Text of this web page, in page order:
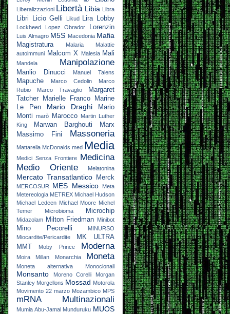
Liberalizzazioni Libertà Libia Libra
Libri Licio Gelli Likud Lira Lobby
Lockheed Lopez Obrador Lorenzin
Luis Almagro M5S Macedonia Mafia
Magistratura Malaria
Malattie
autoimmuni Malcom X Malesia Mali
Mandela Manipolazione
Manlio Dinucci Manuel Talens
Mapuche Marco Cedolin
Marco
Rubio
Marco Travaglio
Margaret
Tatcher
Marielle Franco
Marine
Le Pen
Mario Draghi
Mario
Monti
marò Marocco
Martin Luther
King
Marwan Barghouti
Marx
Massimo Fini
Massoneria
Mattarella McDonalds med Media
Medici Senza Frontiere Medicina
Medio Oriente
Melatonina
Mercato Transatlantico Merck
MERCOSUR MES Messico
Meta
Metereologia METREX Michael Hudson
Michael Ledeen Michael Moore Michel
Temer
Microbioma Microchip
Midazolam Milton Friedman Minibot
Mino Pecorelli
MINURSO
Miocardite/Pericardite
MK ULTRA
MMT
Moby Prince Moderna
Moira Millan Monarchia Moneta
Moneta alternativa Monoclonali
Monsanto Moreno Corelli
Morgan
Stanley Morgellons Mossad Motorola
Movimento 22 marzo Mozambico MPS
mRNA Multinazionali
Mumia Abu-Jamal Munduruku MUOS